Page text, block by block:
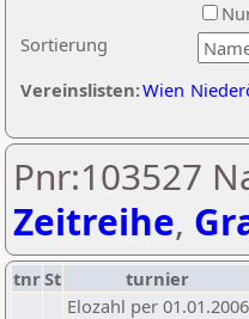
Sortierung
Vereinslisten:Wien
Pnr:103527
Zeitreihe,
tnrSt turnier
Elozahl per 01.01.2006